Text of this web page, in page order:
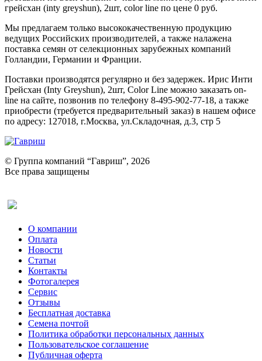
грейсхан (inty greyshun), 2шт, color line по цене 0 руб.
Мы предлагаем только высококачественную продукцию
ведущих Российских производителей, а также налажена
поставка семян от селекционных зарубежных компаний
Голландии, Германии и Франции.
Поставки производятся регулярно и без задержек. Ирис Инти
Грейсхан (Inty Greyshun), 2шт, Color Line можно заказать on-
line на сайте, позвонив по телефону 8-495-902-77-18, а также
приобрести (требуется предварительный заказ) в нашем офисе
по адресу: 127018, г.Москва, ул.Складочная, д.3, стр 5
© Группа компаний “Гавриш”, 2026
Все права защищены
О компании
Оплата
Новости
Статьи
Контакты
Фотогалерея​
Сервис
Отзывы
Бесплатная доставка
Семена почтой
Политика обработки персональных данных
Пользовательское соглашение
Публичная оферта